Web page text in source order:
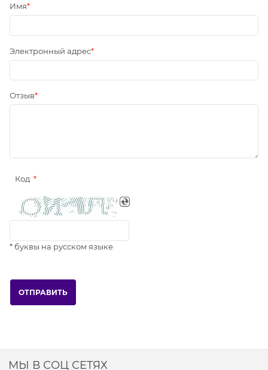
Имя
Электронный адрес
Отзыв
Код
* буквы на русском языке
МЫ В СОЦ СЕТЯХ